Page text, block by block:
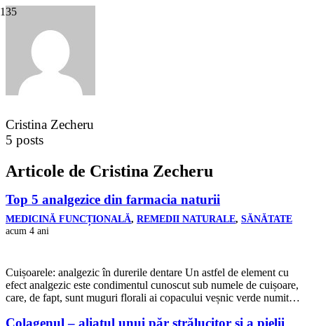
Cristina Zecheru
5 posts
Articole de Cristina Zecheru
Top 5 analgezice din farmacia naturii
MEDICINĂ FUNCȚIONALĂ, REMEDII NATURALE, SĂNĂTATE
acum 4 ani
Cuișoarele: analgezic în durerile dentare Un astfel de element cu
efect analgezic este condimentul cunoscut sub numele de cuișoare,
care, de fapt, sunt muguri florali ai copacului veșnic verde numit…
Colagenul – aliatul unui păr strălucitor și a pielii